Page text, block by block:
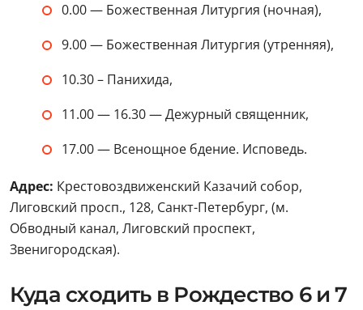
0.00 — Божественная Литургия (ночная),
9.00 — Божественная Литургия (утренняя),
10.30 – Панихида,
11.00 — 16.30 — Дежурный священник,
17.00 — Всенощное бдение. Исповедь.
Адрес: Крестовоздвиженский Казачий собор,
Лиговский просп., 128, Санкт-Петербург, (м.
Обводный канал, Лиговский проспект,
Звенигородская).
Куда сходить в Рождество 6 и 7